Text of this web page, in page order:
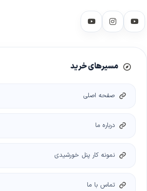
مسیرهای خرید
صفحه اصلی
درباره ما
نمونه کار پنل خورشیدی
تماس با ما